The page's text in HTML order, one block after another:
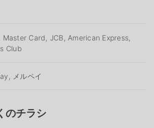
Master Card, JCB, American Express,
Club
メルペイ
のチラシ